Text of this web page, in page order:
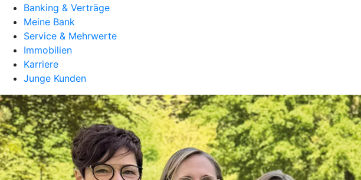
Banking & Verträge
Meine Bank
Service & Mehrwerte
Immobilien
Karriere
Junge Kunden